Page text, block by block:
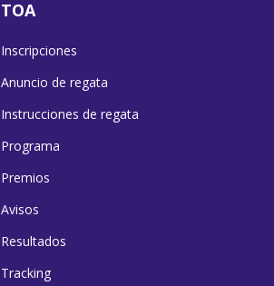
TOA
Inscripciones
Anuncio de regata
Instrucciones de regata
Programa
Premios
Avisos
Resultados
Tracking